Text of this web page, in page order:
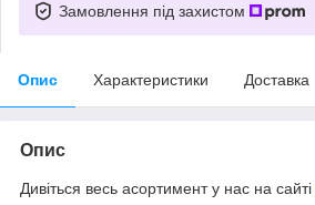
Замовлення під захистом
Опис Характеристики Доставка
Опис
Дивіться весь асортимент у нас на сайті